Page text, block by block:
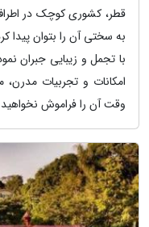
قطر، کشوری کوچک در
به سختی آن را بتوان پیدا
با تجمل و زیبایی جبران
امکانات و تجربیات
وقت آن را فراموش